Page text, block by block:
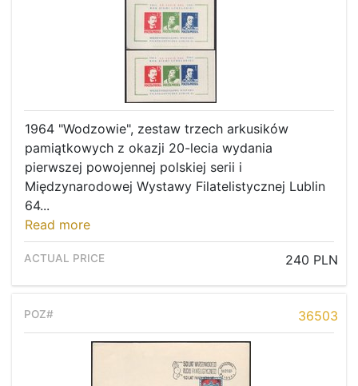
1964 "Wodzowie", zestaw trzech arkusików
pamiątkowych z okazji 20-lecia wydania
pierwszej powojennej polskiej serii i
Międzynarodowej Wystawy Filatelistycznej Lublin
64...
Read more
240 PLN
36503